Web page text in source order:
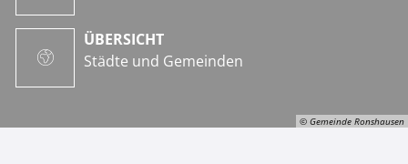
© Gemeinde Ronshausen
ÜBERSICHT
Städte und Gemeinden